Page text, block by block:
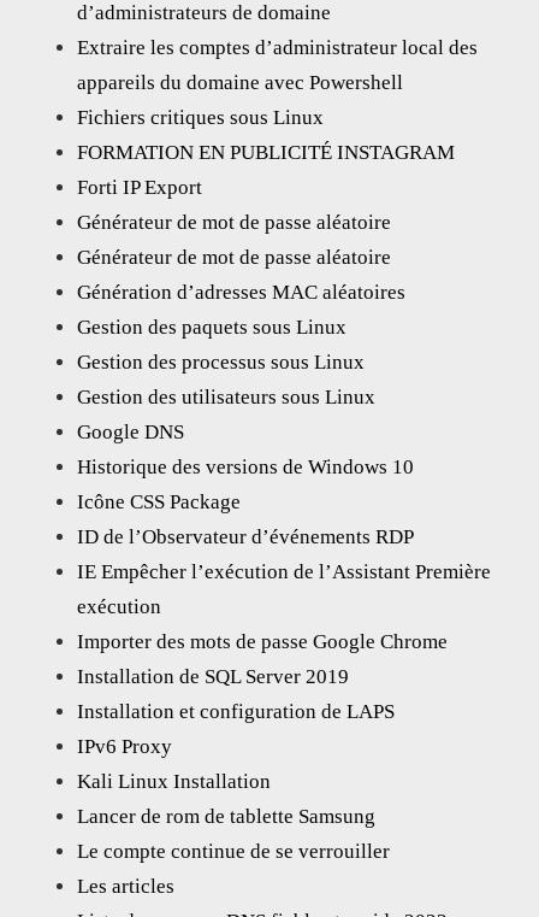
d’administrateurs de domaine
Extraire les comptes d’administrateur local des
appareils du domaine avec Powershell
Fichiers critiques sous Linux
FORMATION EN PUBLICITÉ INSTAGRAM
Forti IP Export
Générateur de mot de passe aléatoire
Générateur de mot de passe aléatoire
Génération d’adresses MAC aléatoires
Gestion des paquets sous Linux
Gestion des processus sous Linux
Gestion des utilisateurs sous Linux
Google DNS
Historique des versions de Windows 10
Icône CSS Package
ID de l’Observateur d’événements RDP
IE Empêcher l’exécution de l’Assistant Première
exécution
Importer des mots de passe Google Chrome
Installation de SQL Server 2019
Installation et configuration de LAPS
IPv6 Proxy
Kali Linux Installation
Lancer de rom de tablette Samsung
Le compte continue de se verrouiller
Les articles